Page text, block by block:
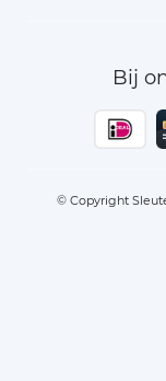
Bij
© Copyright